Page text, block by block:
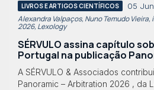
LIVROS E ARTIGOS CIENTÍFICOS 05
Alexandra Valpaços, Nuno Temudo
2026, Lexology
SÉRVULO assina capítulo
Portugal na publicação
A SÉRVULO & Associados
Panoramic – Arbitration 2026 , da